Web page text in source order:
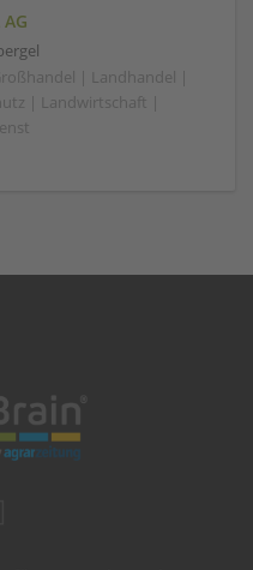
| Landhandel |
| Landwirtschaft |